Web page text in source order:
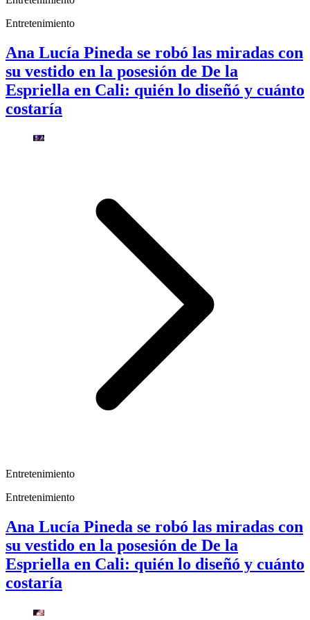
Entretenimiento
Ana Lucía Pineda se robó las miradas con
su vestido en la posesión de De la
Espriella en Cali: quién lo diseñó y cuánto
costaría
Entretenimiento
Entretenimiento
Ana Lucía Pineda se robó las miradas con
su vestido en la posesión de De la
Espriella en Cali: quién lo diseñó y cuánto
costaría